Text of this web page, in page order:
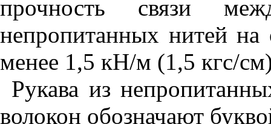
прочность связи
непропитанных нитей на
менее 1,5 кН/м (1,5 кгс/
Рукава из
волокон обозначают